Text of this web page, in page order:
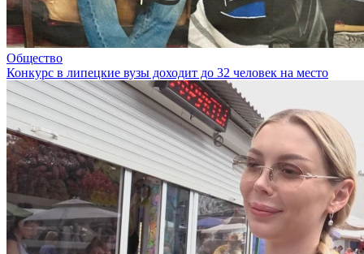
Общество
Конкурс в липецкие вузы доходит до 32 человек на место